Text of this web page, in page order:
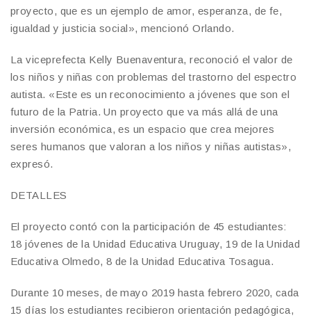
proyecto, que es un ejemplo de amor, esperanza, de fe,
igualdad y justicia social», mencionó Orlando.
La viceprefecta Kelly Buenaventura, reconoció el valor de
los niños y niñas con problemas del trastorno del espectro
autista. «Este es un reconocimiento a jóvenes que son el
futuro de la Patria. Un proyecto que va más allá de una
inversión económica, es un espacio que crea mejores
seres humanos que valoran a los niños y niñas autistas»,
expresó.
DETALLES
El proyecto contó con la participación de 45 estudiantes:
18 jóvenes de la Unidad Educativa Uruguay, 19 de la Unidad
Educativa Olmedo, 8 de la Unidad Educativa Tosagua.
Durante 10 meses, de mayo 2019 hasta febrero 2020, cada
15 días los estudiantes recibieron orientación pedagógica,